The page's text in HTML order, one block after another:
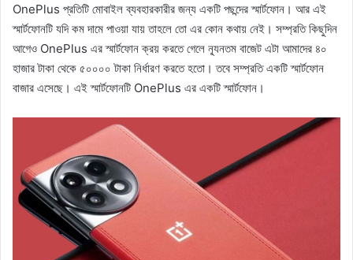
OnePlus প্রতিটি মোবাইল ব্যবহারকারীর জন্য একটি পছন্দের স্মার্টফোন। আর এই
স্মার্টফোনটি যদি কম দামে পাওয়া যায় তাহলে তো এর কোন কথায় নেই। সম্প্রতি কিছুদিন
আগেও OnePlus এর স্মার্টফোন ক্রয় করতে গেলে ন্যূনতম বাজেট এটা আমাদের ৪০
হাজার টাকা থেকে ৫০০০০ টাকা নির্ধারণ করতে হতো। তবে সম্প্রতি একটি স্মার্টফোন
বাজার এসেছে। এই স্মার্টফোনটি OnePlus এর একটি স্মার্টফোন।